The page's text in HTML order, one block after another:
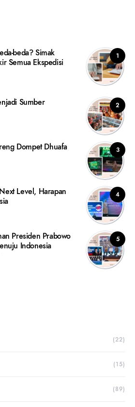
1
beda? Simak
Semua Ekspedisi
2
Sumber
3
Dompet Dhuafa
4
Level, Harapan
5
Presiden Prabowo
Indonesia
(22)
(15)
(89)